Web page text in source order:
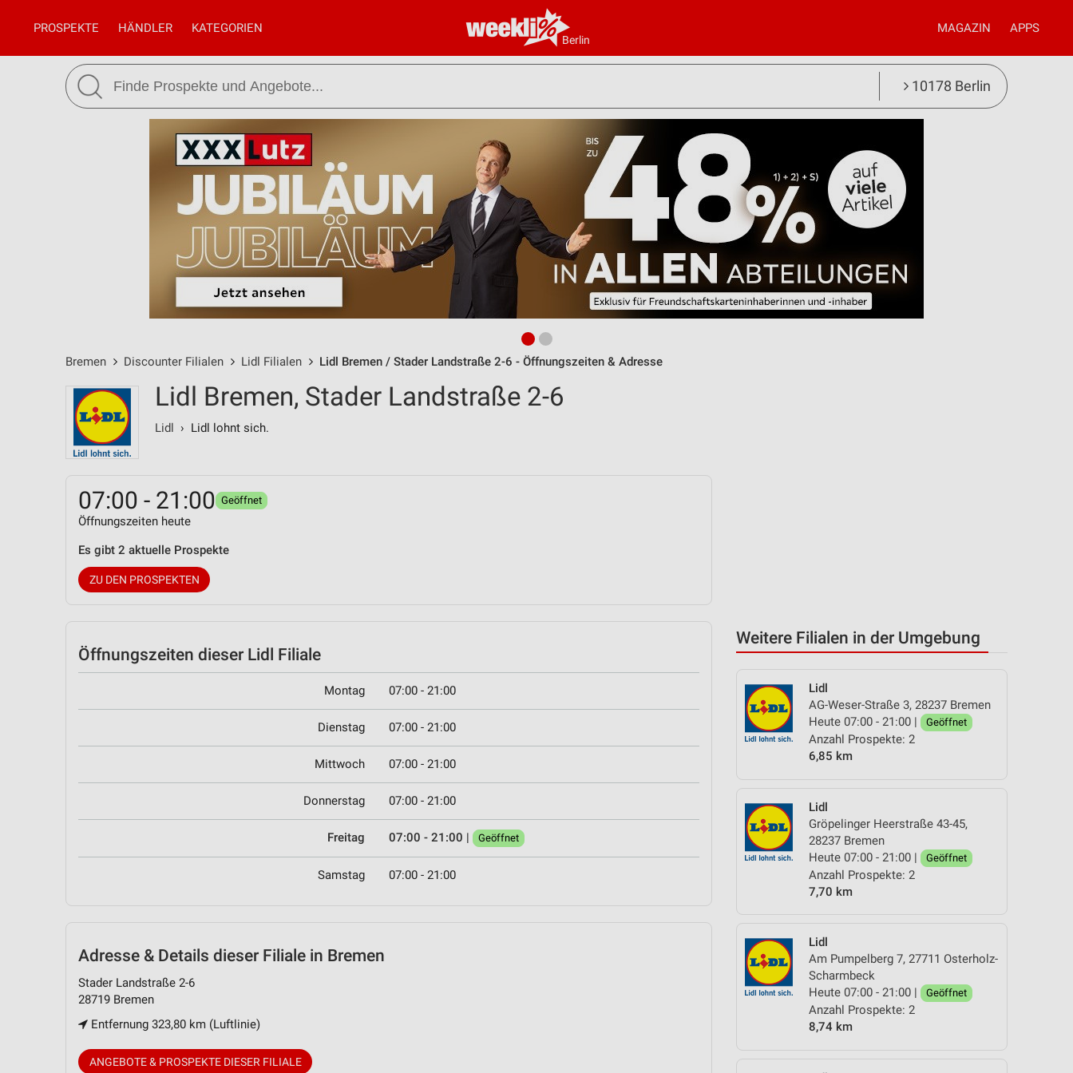
Berlin
PROSPEKTE HÄNDLER KATEGORIEN MAGAZIN APPS
10178 Berlin
Bremen Discounter Filialen Lidl Filialen Lidl Bremen / Stader Landstraße 2-6 - Öffnungszeiten & Adresse
Weitere Filialen in der Umgebung
Lidl
AG-Weser-Straße 3, 28237 Bremen
Heute 07:00 - 21:00 |
Geöffnet
Anzahl Prospekte: 2
6,85 km
Lidl
Gröpelinger Heerstraße 43-45,
28237 Bremen
Heute 07:00 - 21:00 |
Geöffnet
Anzahl Prospekte: 2
7,70 km
Lidl
Am Pumpelberg 7, 27711 Osterholz-
Scharmbeck
Heute 07:00 - 21:00 |
Geöffnet
Anzahl Prospekte: 2
8,74 km
Lidl Bremen, Stader Landstraße 2-6
Lidl › Lidl lohnt sich.
07:00 - 21:00 Geöffnet
Öffnungszeiten heute
Es gibt 2 aktuelle Prospekte
ZU DEN PROSPEKTEN
Öffnungszeiten dieser Lidl Filiale
Montag 07:00 - 21:00
Dienstag 07:00 - 21:00
Mittwoch 07:00 - 21:00
Donnerstag 07:00 - 21:00
Freitag 07:00 - 21:00 | Geöffnet
Samstag 07:00 - 21:00
Adresse & Details dieser Filiale in Bremen
Stader Landstraße 2-6
28719 Bremen
Entfernung 323,80 km (Luftlinie)
ANGEBOTE & PROSPEKTE DIESER FILIALE